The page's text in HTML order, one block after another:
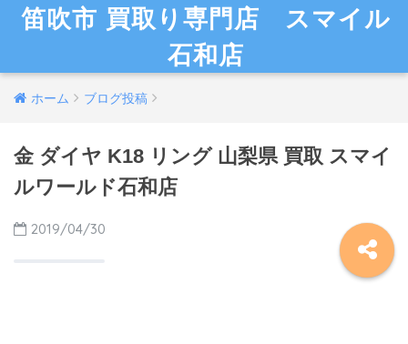
笛吹市 買取り専門店 スマイル
石和店
ホーム ブログ投稿
金 ダイヤ K18 リング 山梨県 買取 スマイ
ルワールド石和店
2019/04/30